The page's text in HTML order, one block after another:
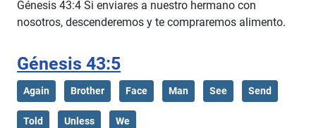
Génesis 43:4 Si enviares a nuestro hermano con
nosotros, descenderemos y te compraremos alimento.
Génesis 43:5
Again Brother Face Man See Send
Told Unless We